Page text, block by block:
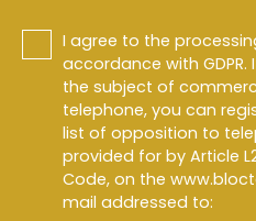
I agree to the
accordance with
the subject of
telephone, you can
list of opposition to
provided for by Article
Code, on the
mail addressed to: